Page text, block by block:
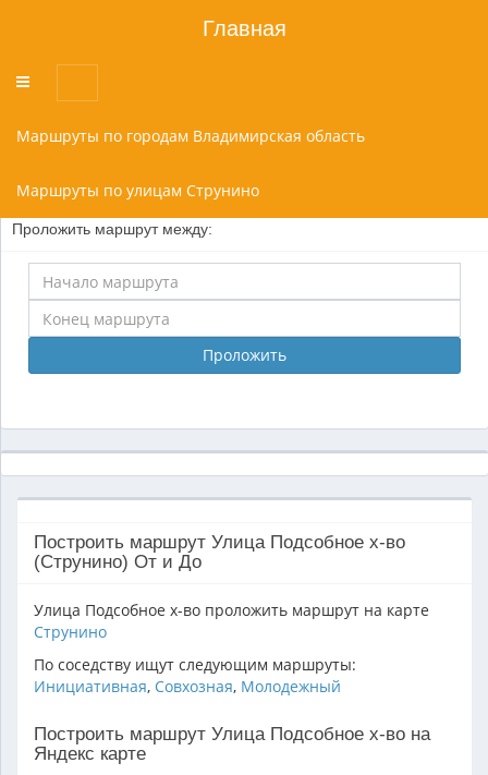
Главная
Переключатель
меню
Маршруты по городам Владимирская область
Маршруты по улицам Струнино
Проложить маршрут между:
Проложить
Построить маршрут Улица Подсобное х-во
(Струнино) От и До
Улица Подсобное х-во проложить маршрут на карте
Струнино
По соседству ищут следующим маршруты:
Инициативная, Совхозная, Молодежный
Построить маршрут Улица Подсобное х-во на
Яндекс карте